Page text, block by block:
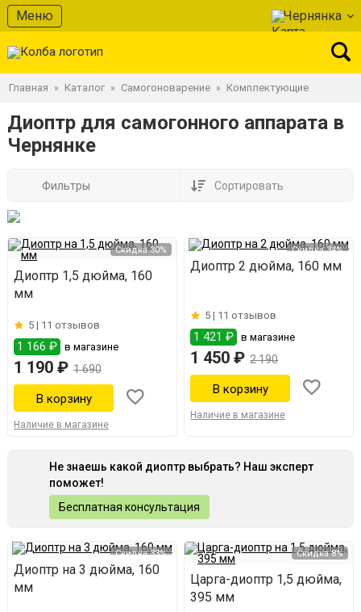
Меню Чернянка
Главная » Каталог » Самогоноварение » Комплектующие
Диоптр для самогонного аппарата в
Чернянке
Фильтры Сортировать
Скидка 30%
Диоптр 1,5 дюйма, 160
мм
5 | 11 отзывов
1 166 ₽ в магазине
1 190 ₽ 1 690
Наличие в магазине
Скидка 34%
Диоптр 2 дюйма, 160 мм
5 | 11 отзывов
1 421 ₽ в магазине
1 450 ₽ 2 190
Наличие в магазине
Не знаешь какой диоптр выбрать? Наш эксперт
поможет!
Бесплатная консультация
Скидка 33%
Диоптр на 3 дюйма, 160
мм
Скидка 8%
Царга-диоптр 1,5 дюйма,
395 мм